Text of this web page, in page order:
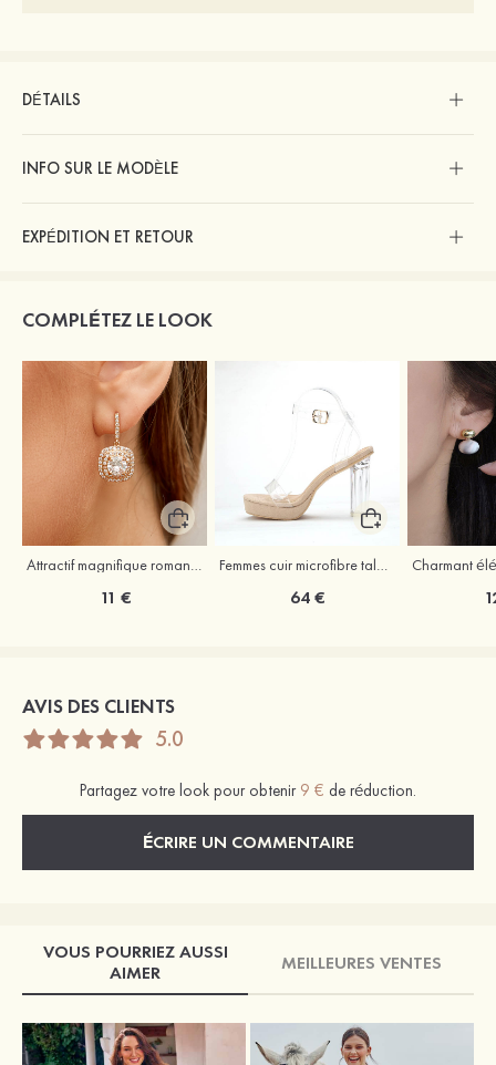
DÉTAILS
INFO SUR LE MODÈLE
EXPÉDITION ET RETOUR
COMPLÉTEZ LE LOOK
Attractif magnifique romantique argent s925 zircon boucles d'oreilles
11 €
Femmes cuir microfibre talons à bout ouvert talon bottier fête et soirée bal occasion spéciale mariage chaussures
64 €
AVIS DES CLIENTS
5.0
Partagez votre look pour obtenir 9 € de réduction.
ÉCRIRE UN COMMENTAIRE
VOUS POURRIEZ AUSSI
AIMER
MEILLEURES VENTES